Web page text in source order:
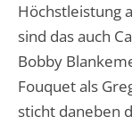
Höchstleistung
sind das auch
Bobby
Fouquet als
sticht daneben